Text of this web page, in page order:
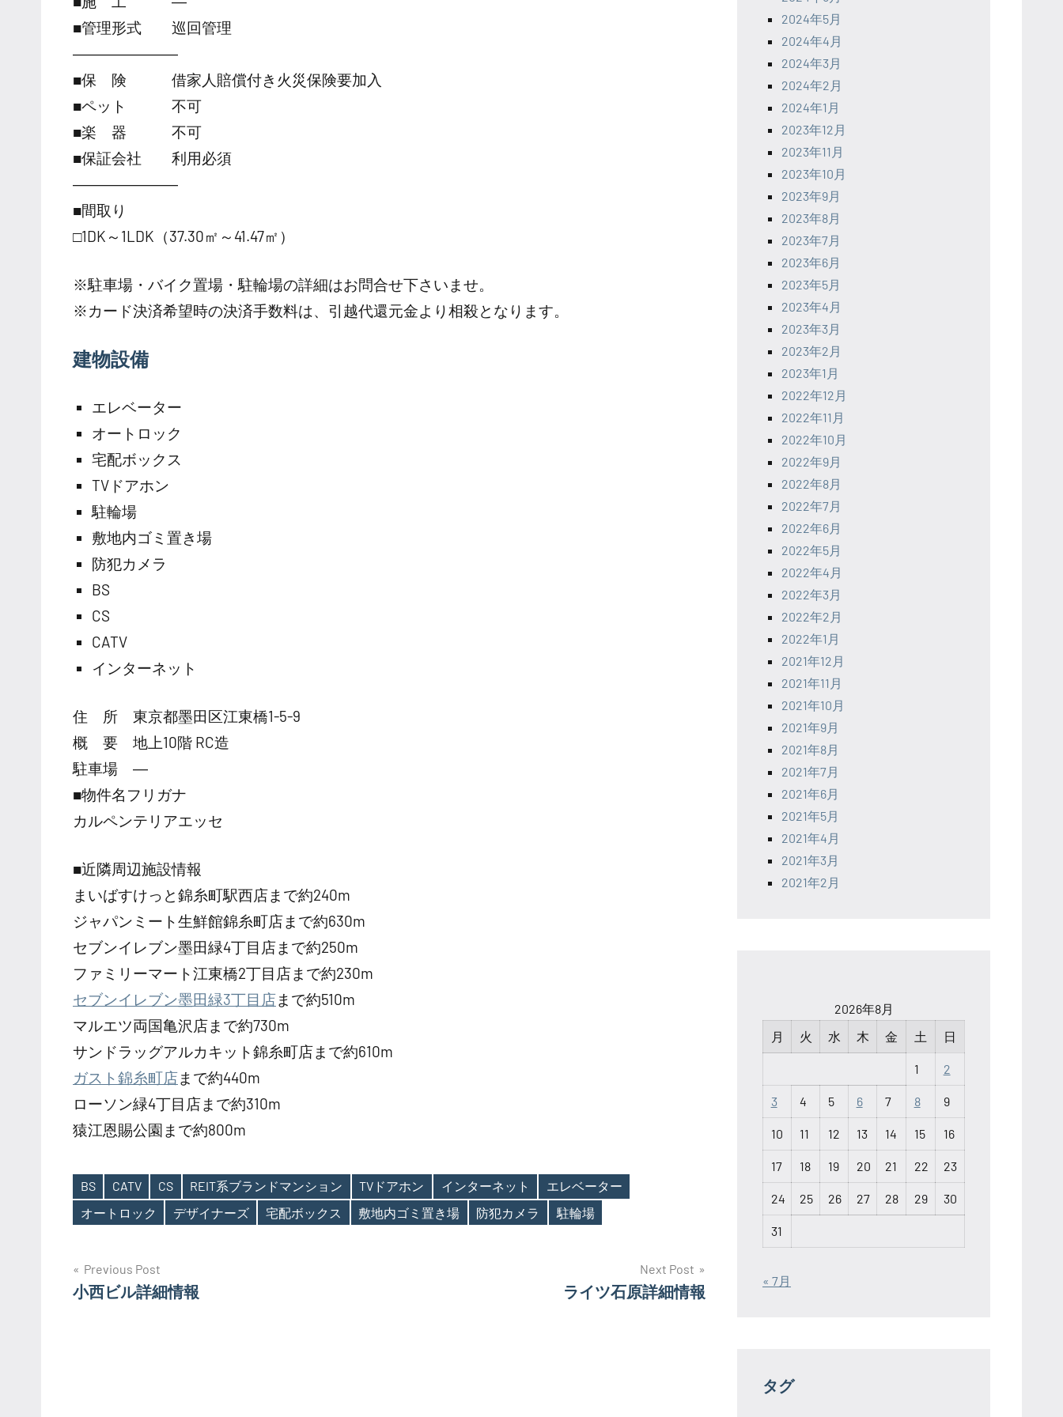
■管理形式 巡回管理
―――――――
■保 険 借家人賠償付き火災保険要加入
■ペット 不可
■楽 器 不可
■保証会社 利用必須
―――――――
■間取り
□1DK～1LDK（37.30㎡～41.47㎡）
※駐車場・バイク置場・駐輪場の詳細はお問合せ下さいませ。
※カード決済希望時の決済手数料は、引越代還元金より相殺となります。
建物設備
エレベーター
オートロック
宅配ボックス
TVドアホン
駐輪場
敷地内ゴミ置き場
防犯カメラ
BS
CS
CATV
インターネット
住 所 東京都墨田区江東橋1-5-9
概 要 地上10階 RC造
駐車場 ―
■物件名フリガナ
カルペンテリアエッセ
■近隣周辺施設情報
まいばすけっと錦糸町駅西店まで約240m
ジャパンミート生鮮館錦糸町店まで約630m
セブンイレブン墨田緑4丁目店まで約250m
ファミリーマート江東橋2丁目店まで約230m
セブンイレブン墨田緑3丁目店まで約510m
マルエツ両国亀沢店まで約730m
サンドラッグアルカキット錦糸町店まで約610m
ガスト錦糸町店まで約440m
ローソン緑4丁目店まで約310m
猿江恩賜公園まで約800m
Tags
BS CATV CS REIT系ブランドマンション TVドアホン インターネット
エレベーター
オートロック
デザイナーズ 宅配ボックス 敷地内ゴミ置き場 防犯カメラ 駐輪場
投
稿
Previous Post
小西ビル詳細情報
Next Post
ライツ石原詳細情報
2024年5月
2024年4月
2024年3月
2024年2月
2024年1月
2023年12月
2023年11月
2023年10月
2023年9月
2023年8月
2023年7月
2023年6月
2023年5月
2023年4月
2023年3月
2023年2月
2023年1月
2022年12月
2022年11月
2022年10月
2022年9月
2022年8月
2022年7月
2022年6月
2022年5月
2022年4月
2022年3月
2022年2月
2022年1月
2021年12月
2021年11月
2021年10月
2021年9月
2021年8月
2021年7月
2021年6月
2021年5月
2021年4月
2021年3月
2021年2月
2026年8月
月
火 水 木 金 土 日
1 2
3 4 5 6 7 8 9
10 11 12 13 14 15 16
17 18 19 20 21 22 23
24 25 26 27 28 29 30
31
« 7月
タグ